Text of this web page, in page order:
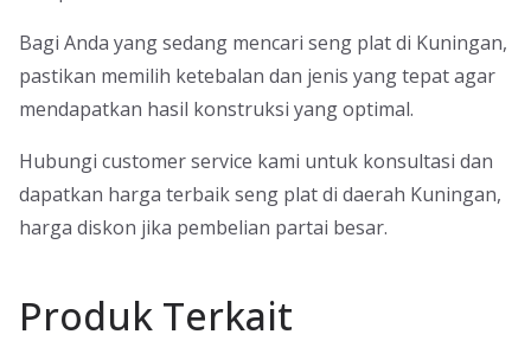
Bagi Anda yang sedang mencari seng plat di Kuningan,
pastikan memilih ketebalan dan jenis yang tepat agar
mendapatkan hasil konstruksi yang optimal.
Hubungi customer service kami untuk konsultasi dan
dapatkan harga terbaik seng plat di daerah Kuningan,
harga diskon jika pembelian partai besar.
Produk Terkait